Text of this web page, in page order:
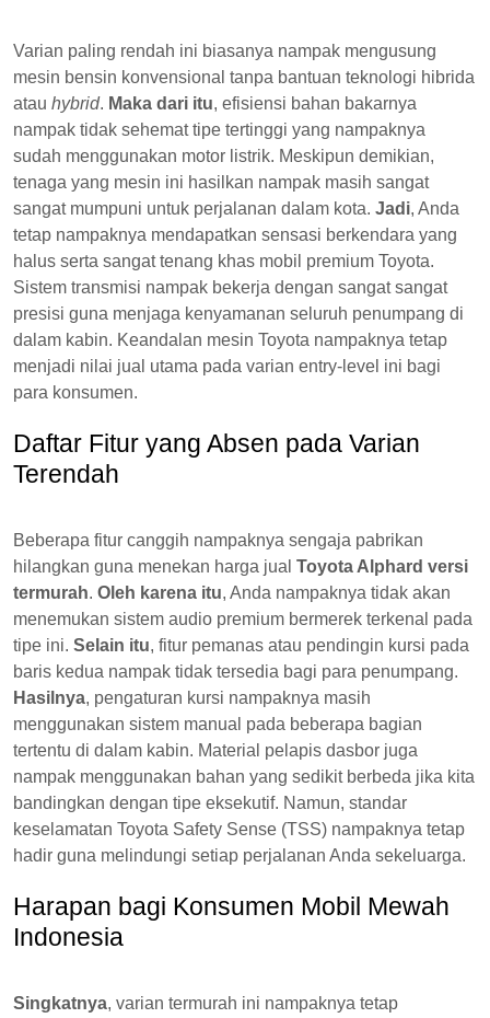
Varian paling rendah ini biasanya nampak mengusung
mesin bensin konvensional tanpa bantuan teknologi hibrida
atau hybrid. Maka dari itu, efisiensi bahan bakarnya
nampak tidak sehemat tipe tertinggi yang nampaknya
sudah menggunakan motor listrik. Meskipun demikian,
tenaga yang mesin ini hasilkan nampak masih sangat
sangat mumpuni untuk perjalanan dalam kota. Jadi, Anda
tetap nampaknya mendapatkan sensasi berkendara yang
halus serta sangat tenang khas mobil premium Toyota.
Sistem transmisi nampak bekerja dengan sangat sangat
presisi guna menjaga kenyamanan seluruh penumpang di
dalam kabin. Keandalan mesin Toyota nampaknya tetap
menjadi nilai jual utama pada varian entry-level ini bagi
para konsumen.
Daftar Fitur yang Absen pada Varian
Terendah
Beberapa fitur canggih nampaknya sengaja pabrikan
hilangkan guna menekan harga jual Toyota Alphard versi
termurah. Oleh karena itu, Anda nampaknya tidak akan
menemukan sistem audio premium bermerek terkenal pada
tipe ini. Selain itu, fitur pemanas atau pendingin kursi pada
baris kedua nampak tidak tersedia bagi para penumpang.
Hasilnya, pengaturan kursi nampaknya masih
menggunakan sistem manual pada beberapa bagian
tertentu di dalam kabin. Material pelapis dasbor juga
nampak menggunakan bahan yang sedikit berbeda jika kita
bandingkan dengan tipe eksekutif. Namun, standar
keselamatan Toyota Safety Sense (TSS) nampaknya tetap
hadir guna melindungi setiap perjalanan Anda sekeluarga.
Harapan bagi Konsumen Mobil Mewah
Indonesia
Singkatnya, varian termurah ini nampaknya tetap